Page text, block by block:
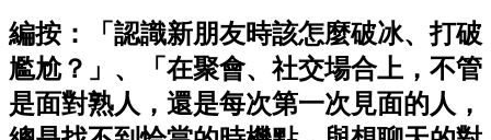
編按：「認識新朋友時該怎麼破冰、打破
尷尬？」、「在聚會、社交場合上，不管
是面對熟人，還是每次第一次見面的人，